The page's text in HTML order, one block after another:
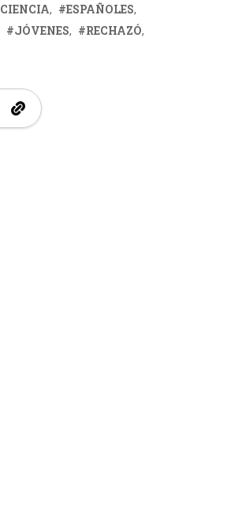
CIENCIA
ESPAÑOLES
JÓVENES
RECHAZÓ